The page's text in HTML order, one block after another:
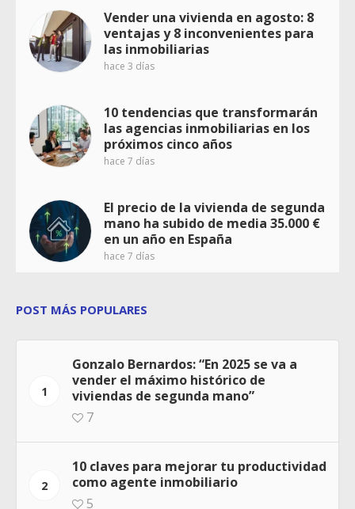
Vender una vivienda en agosto: 8
ventajas y 8 inconvenientes para
las inmobiliarias
hace 3 días
10 tendencias que transformarán
las agencias inmobiliarias en los
próximos cinco años
hace 7 días
El precio de la vivienda de segunda
mano ha subido de media 35.000 €
en un año en España
hace 7 días
POST MÁS POPULARES
1
Gonzalo Bernardos: “En 2025 se va a
vender el máximo histórico de
viviendas de segunda mano”
7
2
10 claves para mejorar tu productividad
como agente inmobiliario
5